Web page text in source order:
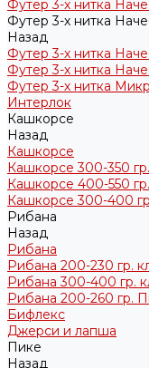
Футер 3-х нитка
Футер 3-х нитка
Назад
Футер 3-х нитка
Футер 3-х нитка
Футер 3-х нитка
Интерлок
Кашкорсе
Назад
Кашкорсе
Кашкорсе 300-350
Кашкорсе 400-550
Кашкорсе 300-400
Рибана
Назад
Рибана
Рибана 200-230 гр.
Рибана 300-400 гр.
Рибана 200-260 гр.
Бифлекс
Джерси и лапша
Пике
Назад